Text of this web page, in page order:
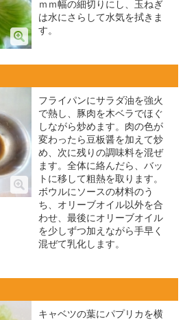
ｍｍ幅の細切りにし、玉ねぎ
は水にさらして水気を拭きま
す。
フライパンにサラダ油を強火
で熱し、豚肉を木ベラでほぐ
しながら炒めます。肉の色が
変わったら豆板醤を加えて炒
め、次に残りの調味料を混ぜ
ます。全体に絡んだら、バッ
トに移して粗熱を取ります。
ボウルにソースの材料のう
ち、オリーブオイル以外を合
わせ、最後にオリーブオイル
を少しずつ加えながら手早く
混ぜて乳化します。
キャベツの葉にパプリカを横